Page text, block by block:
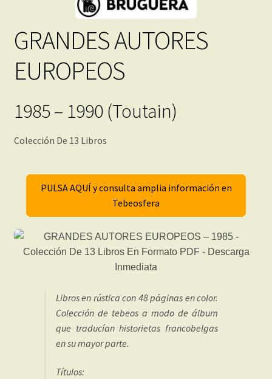
GRANDES AUTORES
EUROPEOS
1985 – 1990 (Toutain)
Colección De 13 Libros
PULSA AQUÍ y consulta amplia información en
Tebeosfera
Libros en rústica con 48 páginas en color.
Colección de tebeos a modo de álbum
que traducían historietas francobelgas
en su mayor parte.
Títulos: